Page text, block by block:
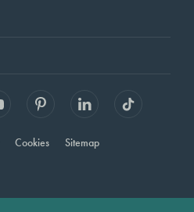
Cookies Sitemap